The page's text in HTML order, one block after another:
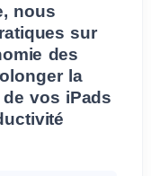
nous
sur
des
la
vos iPads